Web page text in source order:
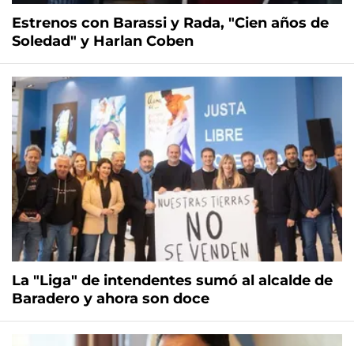
Estrenos con Barassi y Rada, "Cien años de
Soledad" y Harlan Coben
La "Liga" de intendentes sumó al alcalde de
Baradero y ahora son doce